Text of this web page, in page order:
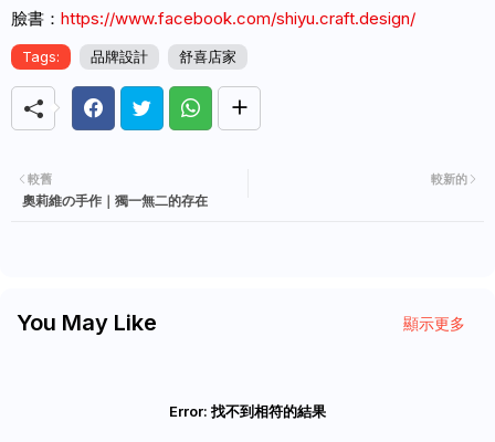
臉書： https://www.facebook.com/shiyu.craft.design/
Tags: 品牌設計 舒喜店家
較新的
較舊
奧莉維の手作｜獨一無二的存在
You May Like 顯示更多
Error: 找不到相符的結果